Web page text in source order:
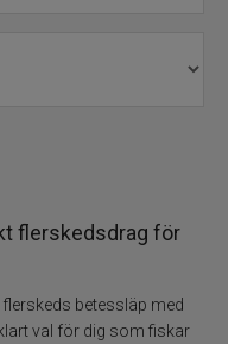
flerskedsdrag för
betessläp med
val för dig som fiskar